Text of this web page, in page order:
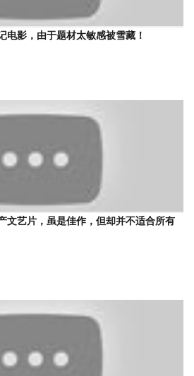
电影，由于题材太敏感被雪藏！
文艺片，虽是佳作，但却并不适合所有